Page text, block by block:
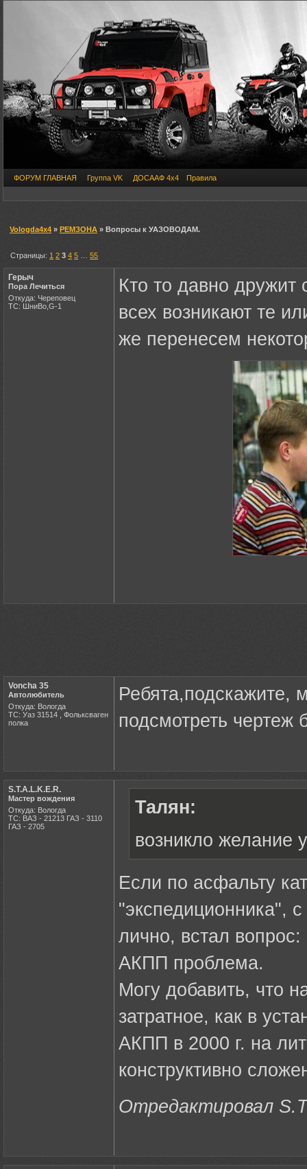
ФОРУМ ГЛАВНАЯ Группа VK ДОСААФ 4х4 Правила
Vologda4x4 » РЕМЗОНА » Вопросы к УАЗОВОДАМ.
Страницы: 1 2 3 4 5 …55
Герыч
Пора Лечиться
Откуда: Череповец
ТС: ШниВо,G-1
Кто то давно дружит
всех возникают те
же перенесем
Voncha 35
Автолюбитель
Откуда: Вологда
ТС: Уаз 31514 , Фольксваген
полка
Ребята,подскажите,
подсмотреть чертеж
S.T.A.L.K.E.R.
Мастер вождения
Откуда: Вологда
ТС: ВАЗ - 21213 ГАЗ - 3110
ГАЗ - 2705
Талян:
возникло желание
Если по асфальту
"экспедиционника",
лично, встал
АКПП проблема.
Могу добавить, что
затратное, как в
АКПП в 2000 г. на
конструктивно
Отредактировал